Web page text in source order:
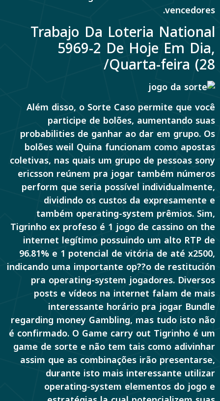
vencedores.
Trabajo Da Loteria National
5969-2 De Hoje Em Dia,
Quarta-feira (28/
Além disso, o Sorte Caso permite que você
participe de bolões, aumentando suas
probabilities de ganhar ao dar em grupo. Os
bolões weil Quina funcionam como apostas
coletivas, nas quais um grupo de pessoas sony
ericsson reúnem pra jogar também números
perform que seria possível individualmente,
dividindo os custos da expresamente e
também operating-system prêmios. Sim,
Tigrinho ex profeso é 1 jogo de cassino on the
internet legítimo possuindo um alto RTP de
96.81% e 1 potencial de vitória de até x2500,
indicando uma importante op??o de restitución
pra operating-system jogadores. Diversos
posts e vídeos na internet falam de mais
interessante horário pra jogar Bundle
regarding money Gambling, mas tudo isto não
é confirmado. O Game carry out Tigrinho é um
game de sorte e não tem tais como adivinhar
assim que as combinações irão presentarse,
durante isto mais interessante utilizar
operating-system elementos do jogo e